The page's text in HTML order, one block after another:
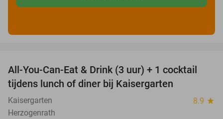
33%
All-You-Can-Eat & Drink (3 uur) + 1 cocktail
tijdens lunch of diner bij Kaisergarten
Kaisergarten 8.9 star
Herzogenrath